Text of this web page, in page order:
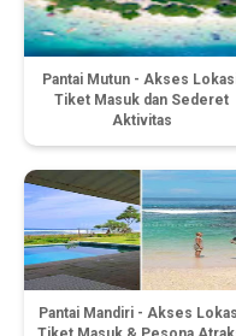
Pantai Mutun - Akses
Tiket Masuk dan Sederet
Aktivitas
Pantai Mandiri - Akses